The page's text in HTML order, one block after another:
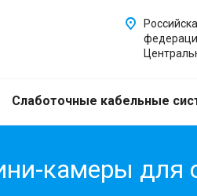
Слаботочные кабельные
камеры для